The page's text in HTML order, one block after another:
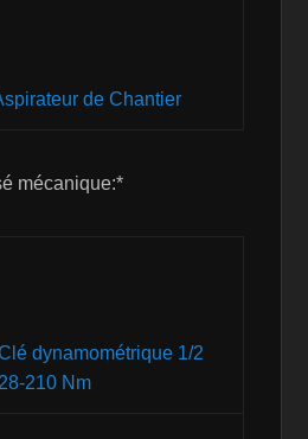
de Chantier
mécanique:*
dynamométrique 1/2
210 Nm